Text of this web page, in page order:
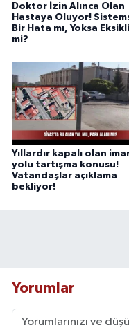
Doktor İzin Alınca Olan
Hastaya Oluyor!
Bir Hata mı, Yoksa
mi?
Yıllardır kapalı olan
yolu tartışma konusu!
Vatandaşlar açıklama
bekliyor!
Yorumlar